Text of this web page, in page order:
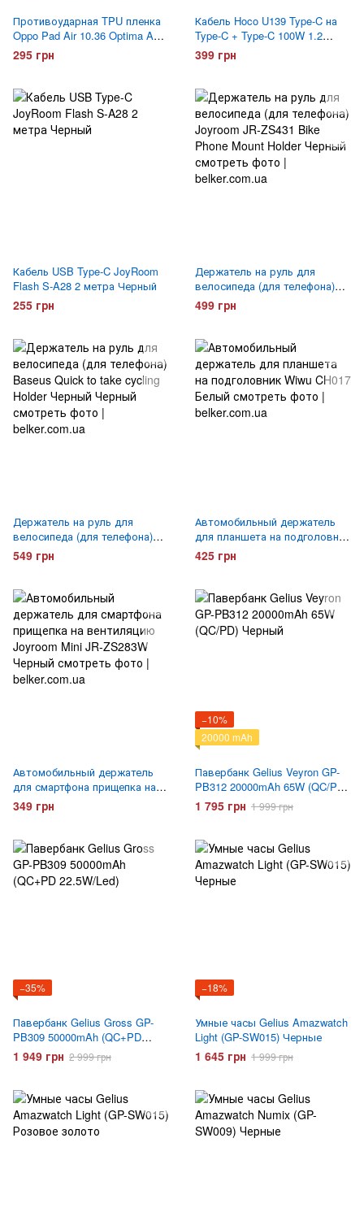
Противоударная TPU пленка
Oppo Pad Air 10.36 Optima Anti-
Shock Матовая
295 грн
Кабель Hoco U139 Type-C на
Type-C + Type-C 100W 1.2
метра Черный
399 грн
Кабель USB Type-C JoyRoom
Flash S-A28 2 метра Черный
255 грн
Держатель на руль для
велосипеда (для телефона)
Joyroom JR-ZS431 Bike Phone
Mount Holder
499 грн
Держатель на руль для
велосипеда (для телефона)
Baseus Quick to take cycling
Holder Черный
549 грн
Автомобильный держатель
для планшета на подголовник
Wiwu CH017 Белый
425 грн
Автомобильный держатель
для смартфона прищепка на
вентиляцию Joyroom Mini JR-
ZS283W
349 грн
−10%
20000 mAh
Павербанк Gelius Veyron GP-
PB312 20000mAh 65W (QC/PD)
Черный
1 795 грн 1 999 грн
−35%
Павербанк Gelius Gross GP-
PB309 50000mAh (QC+PD
22.5W/Led)
1 949 грн 2 999 грн
−18%
Умные часы Gelius Amazwatch
Light (GP-SW015) Черные
1 645 грн 1 999 грн